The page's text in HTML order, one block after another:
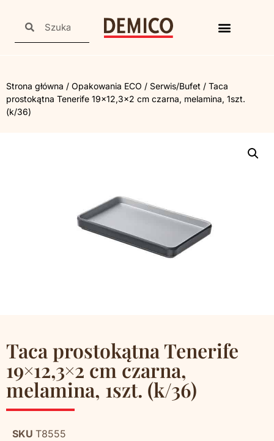
Strona główna / Opakowania ECO / Serwis/Bufet / Taca
prostokątna Tenerife 19×12,3×2 cm czarna, melamina, 1szt.
(k/36)
Taca prostokątna Tenerife
19×12,3×2 cm czarna,
melamina, 1szt. (k/36)
SKU T8555